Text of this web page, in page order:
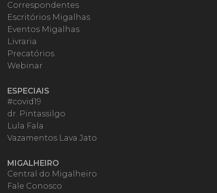
Correspondentes
Escritórios Migalhas
Eventos Migalhas
Livraria
Precatórios
Webinar
ESPECIAIS
#covid19
dr. Pintassilgo
Lula Fala
Vazamentos Lava Jato
MIGALHEIRO
Central do Migalheiro
Fale Conosco